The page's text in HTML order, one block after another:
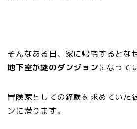
そんなある日、家に帰宅するとな
地下室が謎のダンジョンになって
冒険家としての経験を求めていた
ンに潜ります。